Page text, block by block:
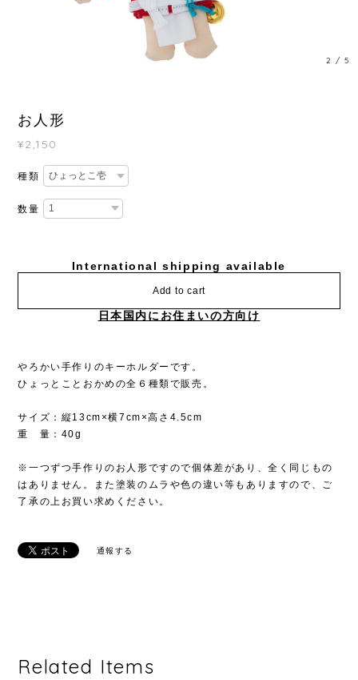
2 /5
お人形
¥2,150
種類
数量
International shipping available
Add to cart
日本国内にお住まいの方向け
やろかい手作りのキーホルダーです。
ひょっとことおかめの全６種類で販売。
サイズ：縦13cm×横7cm×高さ4.5cm
重 量：40g
※一つずつ手作りのお人形ですので個体差があり、全く同じもの
はありません。また塗装のムラや色の違い等もありますので、ご
了承の上お買い求めください。
通報する
Related Items